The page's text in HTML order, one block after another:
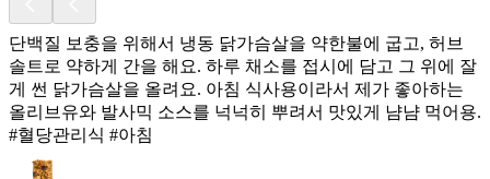
단백질 보충을 위해서 냉동 닭가슴살을 약한불에 굽고, 허브
솔트로 약하게 간을 해요. 하루 채소를 접시에 담고 그 위에 잘
게 썬 닭가슴살을 올려요. 아침 식사용이라서 제가 좋아하는
올리브유와 발사믹 소스를 넉넉히 뿌려서 맛있게 냠냠 먹어용.
#혈당관리식 #아침